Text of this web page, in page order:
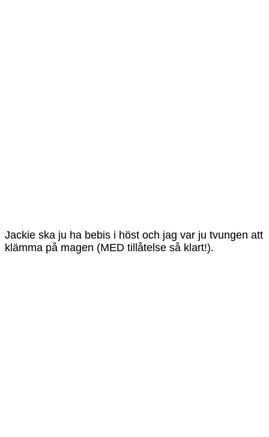
Jackie ska ju ha bebis i höst och jag var ju tvungen att
klämma på magen (MED tillåtelse så klart!).